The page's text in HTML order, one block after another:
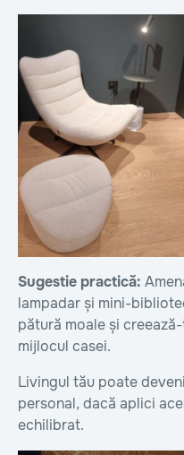
Sugestie practică:
lampadar și mini-
pătură moale și
mijlocul casei.
Livingul tău poate
personal, dacă aplici
echilibrat.